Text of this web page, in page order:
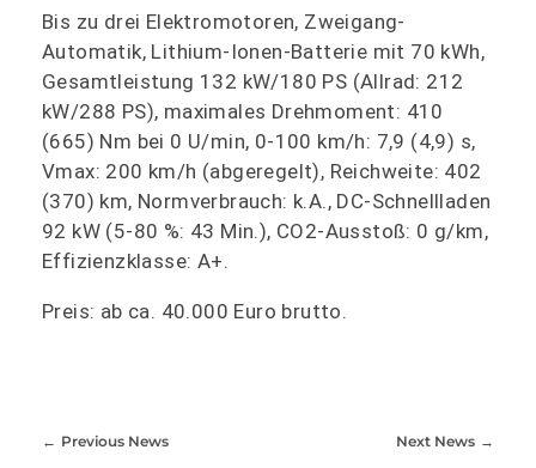
Bis zu drei Elektromotoren, Zweigang-
Automatik, Lithium-Ionen-Batterie mit 70 kWh,
Gesamtleistung 132 kW/180 PS (Allrad: 212
kW/288 PS), maximales Drehmoment: 410
(665) Nm bei 0 U/min, 0-100 km/h: 7,9 (4,9) s,
Vmax: 200 km/h (abgeregelt), Reichweite: 402
(370) km, Normverbrauch: k.A., DC-Schnellladen
92 kW (5-80 %: 43 Min.), CO2-Ausstoß: 0 g/km,
Effizienzklasse: A+.
Preis: ab ca. 40.000 Euro brutto.
Previous News Next News